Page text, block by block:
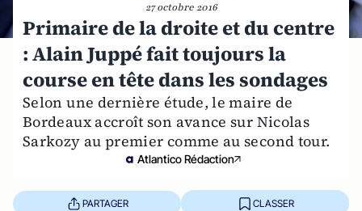
27 octobre 2016
Primaire de la droite et du centre
: Alain Juppé fait toujours la
course en tête dans les sondages
Selon une dernière étude, le maire de
Bordeaux accroît son avance sur Nicolas
Sarkozy au premier comme au second tour.
Atlantico Rédaction
PARTAGER CLASSER